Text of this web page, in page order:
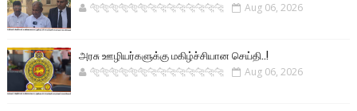
🐅🐅🐅🐅🐅🐅🐆🐆🐆🐆🐆🐆🐆🐆 Aug 06, 2026
அரசு ஊழியர்களுக்கு மகிழ்ச்சியான செய்தி..!
🐅🐅🐅🐅🐅🐅🐆🐆🐆🐆🐆🐆🐆🐆 Aug 06, 2026